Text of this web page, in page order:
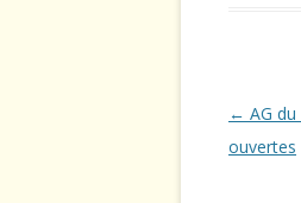
k
des
← AG
ouvertes